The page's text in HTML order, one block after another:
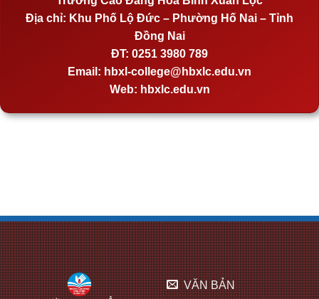
Địa chỉ: Khu Phố Lộ Đức – Phường Hố Nai – Tỉnh
Đồng Nai
ĐT: 0251 3980 789
Email: hbxl-college@hbxlc.edu.vn
Web: hbxlc.edu.vn
VĂN BẢN